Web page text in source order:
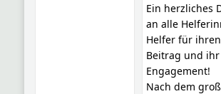
Ein herzliches
an alle
Helfer für
Beitrag und ihr
Engagement!
Nach dem